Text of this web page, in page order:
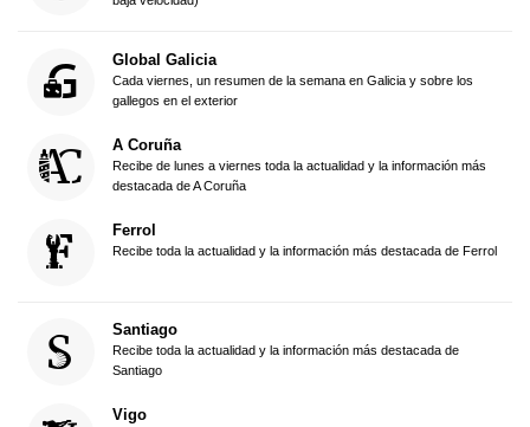
Global Galicia
Cada viernes, un resumen de la semana en Galicia y sobre los
gallegos en el exterior
A Coruña
Recibe de lunes a viernes toda la actualidad y la información más
destacada de A Coruña
Ferrol
Recibe toda la actualidad y la información más destacada de Ferrol
Santiago
Recibe toda la actualidad y la información más destacada de
Santiago
Vigo